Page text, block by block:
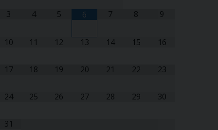
3 4 5 6 7 8 9
10 11 12 13 14 15 16
17 18 19 20 21 22 23
24 25 26 27 28 29 30
31